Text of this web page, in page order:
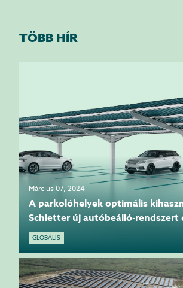
TÖBB HÍR
Március 07, 2024
A parkolóhelyek optimális
Schletter új autóbeálló-
piacra
GLOBÁLIS